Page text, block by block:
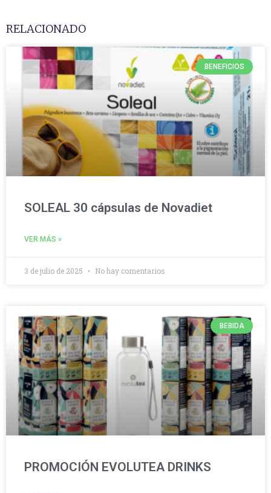
RELACIONADO
BENEFICIOS
SOLEAL 30 cápsulas de Novadiet
VER MÁS »
3 de julio de 2025 No hay comentarios
BEBIDA
PROMOCIÓN EVOLUTEA DRINKS